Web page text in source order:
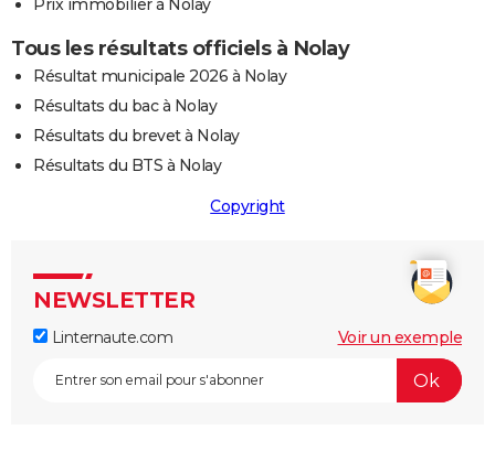
Prix immobilier à Nolay
Tous les résultats officiels à Nolay
Résultat municipale 2026 à Nolay
Résultats du bac à Nolay
Résultats du brevet à Nolay
Résultats du BTS à Nolay
Copyright
NEWSLETTER
Linternaute.com Voir un exemple